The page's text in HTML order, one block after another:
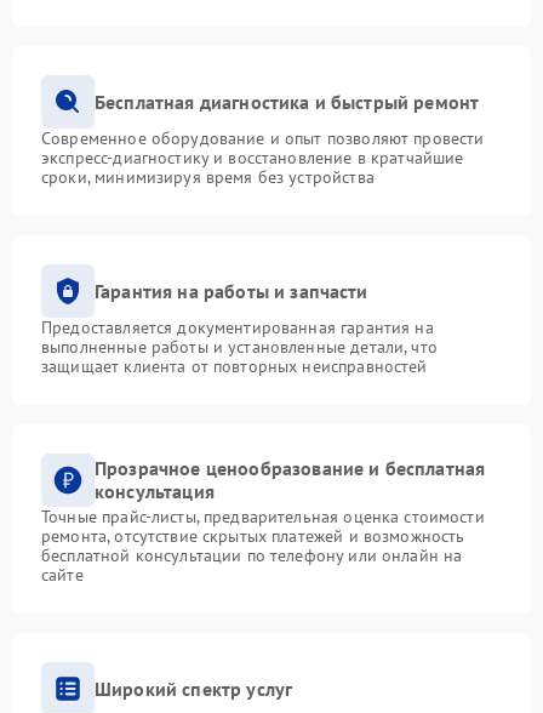
Бесплатная диагностика и быстрый ремонт
Современное оборудование и опыт позволяют провести
экспресс-диагностику и восстановление в кратчайшие
сроки, минимизируя время без устройства
Гарантия на работы и запчасти
Предоставляется документированная гарантия на
выполненные работы и установленные детали, что
защищает клиента от повторных неисправностей
Прозрачное ценообразование и бесплатная
консультация
Точные прайс-листы, предварительная оценка стоимости
ремонта, отсутствие скрытых платежей и возможность
бесплатной консультации по телефону или онлайн на
сайте
Широкий спектр услуг